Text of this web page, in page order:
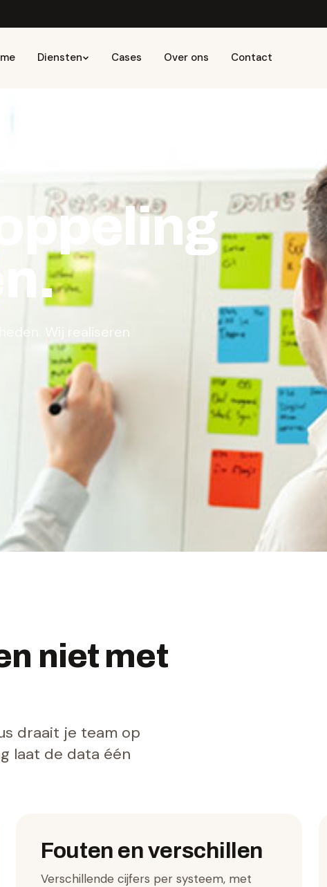
Diensten Cases Over ons Contact
Wij realiseren
niet met
draait je team op
laat de data één
Fouten en verschillen
Verschillende cijfers per systeem, met